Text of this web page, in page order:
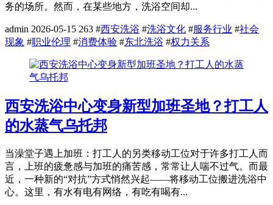
务的场所。然而，在某些地方，洗浴空间却...
admin 2026-05-15 263 #西安洗浴 #洗浴文化 #服务行业 #社会
现象 #职业伦理 #消费体验 #东北洗浴 #权力关系
西安洗浴中心变身新型加班圣地？打工人
的水蒸气乌托邦
当澡堂子遇上加班：打工人的另类移动工位对于许多打工人而
言，上班的疲惫感与加班的痛苦感，常常让人喘不过气。而最
近，一种新的“对抗”方式悄然兴起——将移动工位搬进洗浴中
心。这里，有水有电有网络，有吃有喝有...